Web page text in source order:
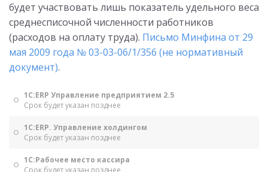
будет участвовать лишь показатель удельного веса
среднесписочной численности работников
(расходов на оплату труда). Письмо Минфина от 29
мая 2009 года № 03-03-06/1/356 (не нормативный
документ).
1С:ERP Управление предприятием 2.5
Срок будет указан позднее
1С:ERP. Управление холдингом
Срок будет указан позднее
1С:Рабочее место кассира
Срок будет указан позднее